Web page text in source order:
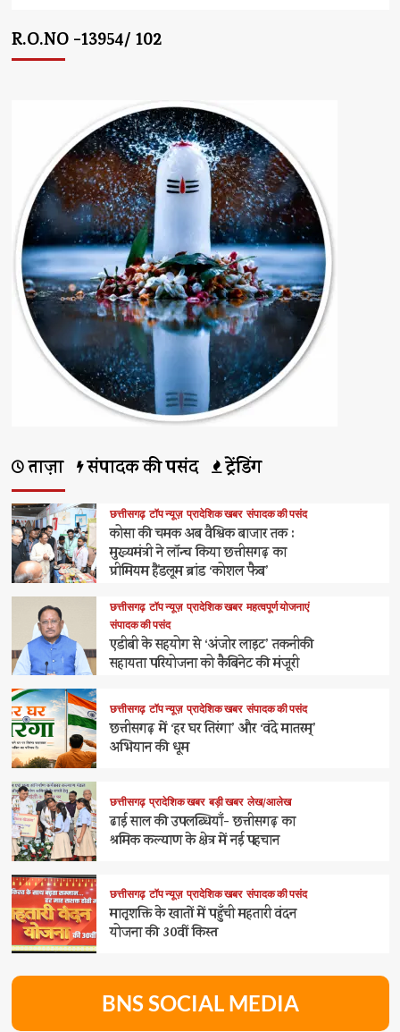
R.O.NO -13954/ 102
ताज़ा संपादक की पसंद ट्रेंडिंग
छत्तीसगढ़ टॉप न्यूज़ प्रादेशिक खबर संपादक की पसंद
कोसा की चमक अब वैश्विक बाजार तक :
मुख्यमंत्री ने लॉन्च किया छत्तीसगढ़ का
प्रीमियम हैंडलूम ब्रांड ‘कोशल फैब’
छत्तीसगढ़ टॉप न्यूज़ प्रादेशिक खबर महत्वपूर्ण योजनाएं
संपादक की पसंद
एडीबी के सहयोग से ‘अंजोर लाइट’ तकनीकी
सहायता परियोजना को कैबिनेट की मंजूरी
छत्तीसगढ़ टॉप न्यूज़ प्रादेशिक खबर संपादक की पसंद
छत्तीसगढ़ में ‘हर घर तिरंगा’ और ‘वंदे मातरम्’
अभियान की धूम
छत्तीसगढ़ प्रादेशिक खबर बड़ी खबर लेख/आलेख
ढाई साल की उपलब्धियाँ- छत्तीसगढ़ का
श्रमिक कल्याण के क्षेत्र में नई पहचान
छत्तीसगढ़ टॉप न्यूज़ प्रादेशिक खबर संपादक की पसंद
मातृशक्ति के खातों में पहुँची महतारी वंदन
योजना की 30वीं किस्त
BNS SOCIAL MEDIA